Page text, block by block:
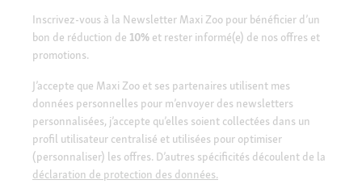
Inscrivez-vous à la Newsletter Maxi Zoo pour bénéficier d’un
bon de réduction de 10% et rester informé(e) de nos offres et
promotions.
J’accepte que Maxi Zoo et ses partenaires utilisent mes
données personnelles pour m’envoyer des newsletters
personnalisées, j’accepte qu’elles soient collectées dans un
profil utilisateur centralisé et utilisées pour optimiser
(personnaliser) les offres. D’autres spécificités découlent de la
déclaration de protection des données.